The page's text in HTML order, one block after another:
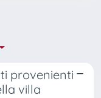
provenienti
villa